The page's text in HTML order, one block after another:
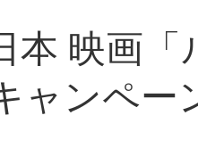
本 映画
ャンペー